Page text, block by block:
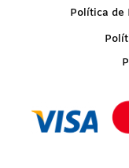
Política de